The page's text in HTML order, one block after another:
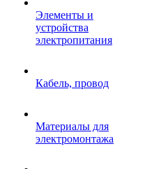
Элементы и
устройства
электропитания
Кабель, провод
Материалы для
электромонтажа